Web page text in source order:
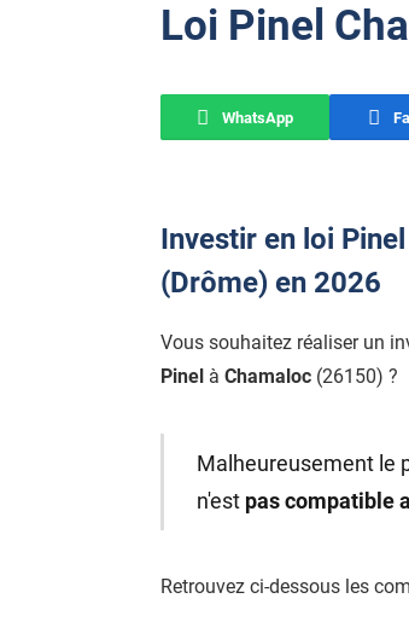
Loi Pinel
WhatsApp
Investir en loi
(Drôme) en 2026
Vous souhaitez réaliser un
Pinel à Chamaloc (26150) ?
Malheureusement le
n'est pas compatible
Retrouvez ci-dessous les